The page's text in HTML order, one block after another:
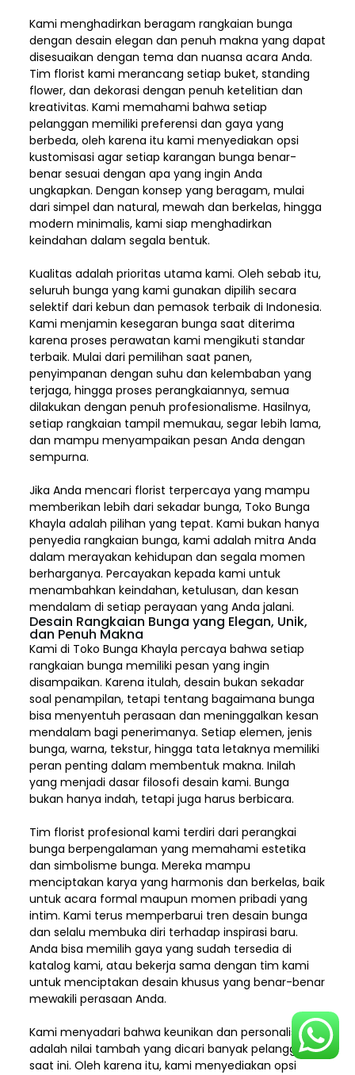
Kami menghadirkan beragam rangkaian bunga
dengan desain elegan dan penuh makna yang dapat
disesuaikan dengan tema dan nuansa acara Anda.
Tim florist kami merancang setiap buket, standing
flower, dan dekorasi dengan penuh ketelitian dan
kreativitas. Kami memahami bahwa setiap
pelanggan memiliki preferensi dan gaya yang
berbeda, oleh karena itu kami menyediakan opsi
kustomisasi agar setiap karangan bunga benar-
benar sesuai dengan apa yang ingin Anda
ungkapkan. Dengan konsep yang beragam, mulai
dari simpel dan natural, mewah dan berkelas, hingga
modern minimalis, kami siap menghadirkan
keindahan dalam segala bentuk.
Kualitas adalah prioritas utama kami. Oleh sebab itu,
seluruh bunga yang kami gunakan dipilih secara
selektif dari kebun dan pemasok terbaik di Indonesia.
Kami menjamin kesegaran bunga saat diterima
karena proses perawatan kami mengikuti standar
terbaik. Mulai dari pemilihan saat panen,
penyimpanan dengan suhu dan kelembaban yang
terjaga, hingga proses perangkaiannya, semua
dilakukan dengan penuh profesionalisme. Hasilnya,
setiap rangkaian tampil memukau, segar lebih lama,
dan mampu menyampaikan pesan Anda dengan
sempurna.
Jika Anda mencari florist terpercaya yang mampu
memberikan lebih dari sekadar bunga, Toko Bunga
Khayla adalah pilihan yang tepat. Kami bukan hanya
penyedia rangkaian bunga, kami adalah mitra Anda
dalam merayakan kehidupan dan segala momen
berharganya. Percayakan kepada kami untuk
menambahkan keindahan, ketulusan, dan kesan
mendalam di setiap perayaan yang Anda jalani.
Desain Rangkaian Bunga yang Elegan, Unik,
dan Penuh Makna
Kami di Toko Bunga Khayla percaya bahwa setiap
rangkaian bunga memiliki pesan yang ingin
disampaikan. Karena itulah, desain bukan sekadar
soal penampilan, tetapi tentang bagaimana bunga
bisa menyentuh perasaan dan meninggalkan kesan
mendalam bagi penerimanya. Setiap elemen, jenis
bunga, warna, tekstur, hingga tata letaknya memiliki
peran penting dalam membentuk makna. Inilah
yang menjadi dasar filosofi desain kami. Bunga
bukan hanya indah, tetapi juga harus berbicara.
Tim florist profesional kami terdiri dari perangkai
bunga berpengalaman yang memahami estetika
dan simbolisme bunga. Mereka mampu
menciptakan karya yang harmonis dan berkelas, baik
untuk acara formal maupun momen pribadi yang
intim. Kami terus memperbarui tren desain bunga
dan selalu membuka diri terhadap inspirasi baru.
Anda bisa memilih gaya yang sudah tersedia di
katalog kami, atau bekerja sama dengan tim kami
untuk menciptakan desain khusus yang benar-benar
mewakili perasaan Anda.
Kami menyadari bahwa keunikan dan personalisasi
adalah nilai tambah yang dicari banyak pelanggan
saat ini. Oleh karena itu, kami menyediakan opsi